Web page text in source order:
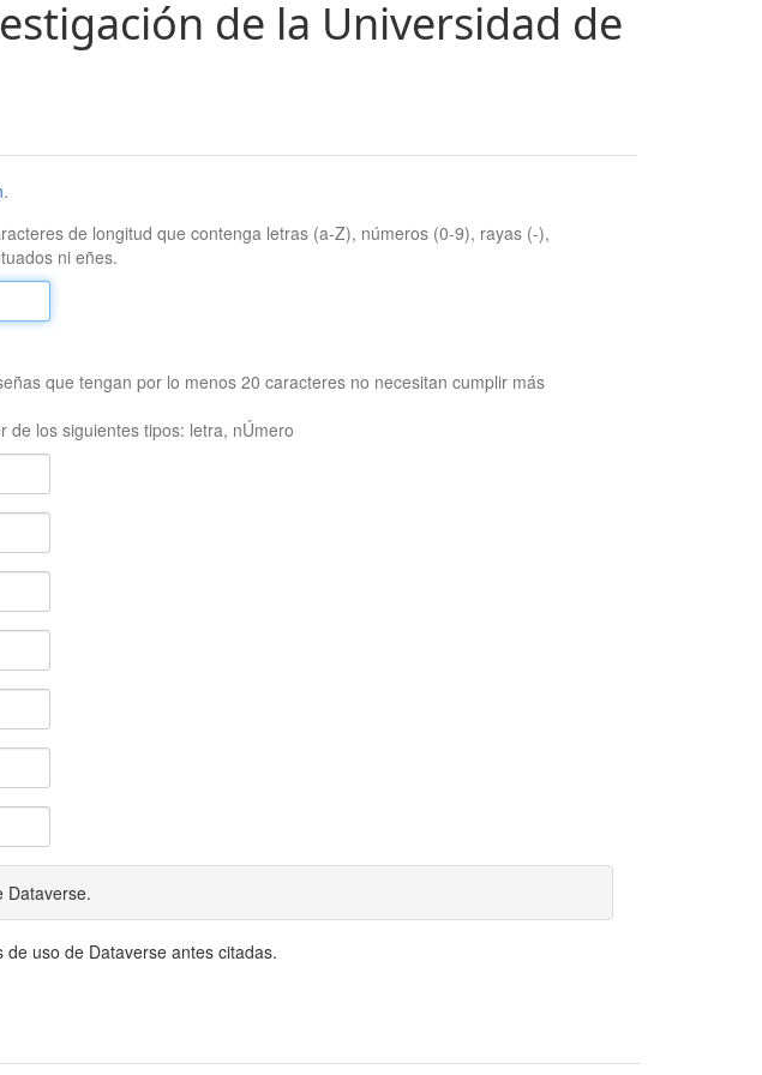
de la Universidad de
.
de longitud que contenga letras (a-Z), números (0-9), rayas (-),
ni eñes.
que tengan por lo menos 20 caracteres no necesitan cumplir más
de los siguientes tipos: letra, nÚmero
Dataverse.
uso de Dataverse antes citadas.